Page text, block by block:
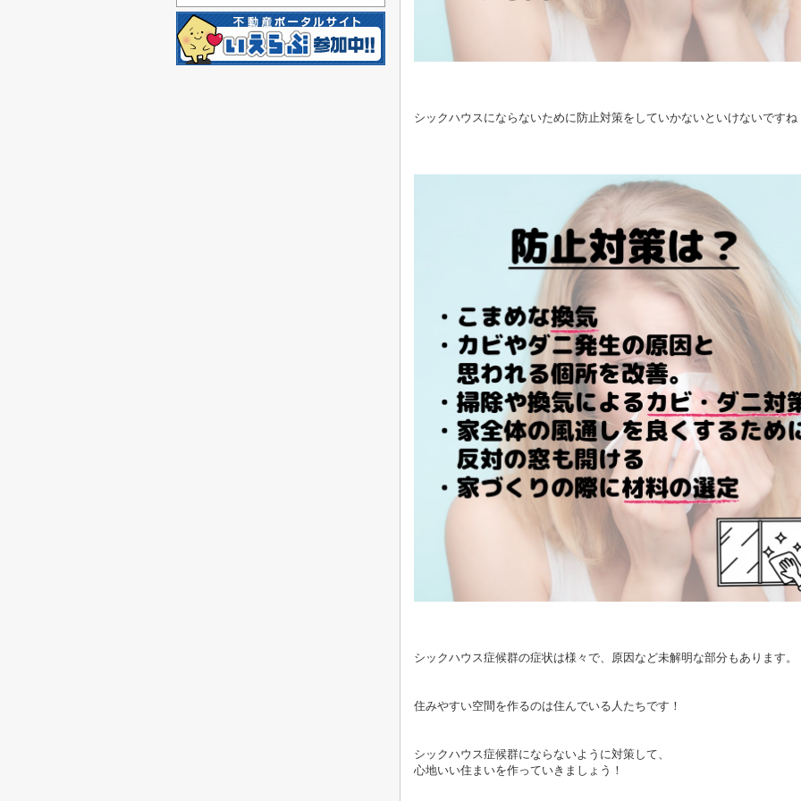
シックハウスにならないために防止対策をしていかないといけないですね
シックハウス症候群の症状は様々で、原因など未解明な部分もあります。
住みやすい空間を作るのは住んでいる人たちです！
シックハウス症候群にならないように対策して、
心地いい住まいを作っていきましょう！